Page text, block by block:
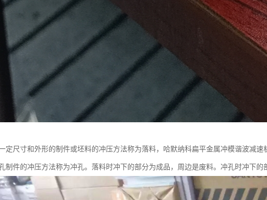
定尺寸和外形的制件或坯料的冲压方法称为落料，哈默纳科扁平金属冲模谐波减速
制件的冲压方法称为冲孔。落料时冲下的部分为成品，周边是废料。冲孔时冲下的